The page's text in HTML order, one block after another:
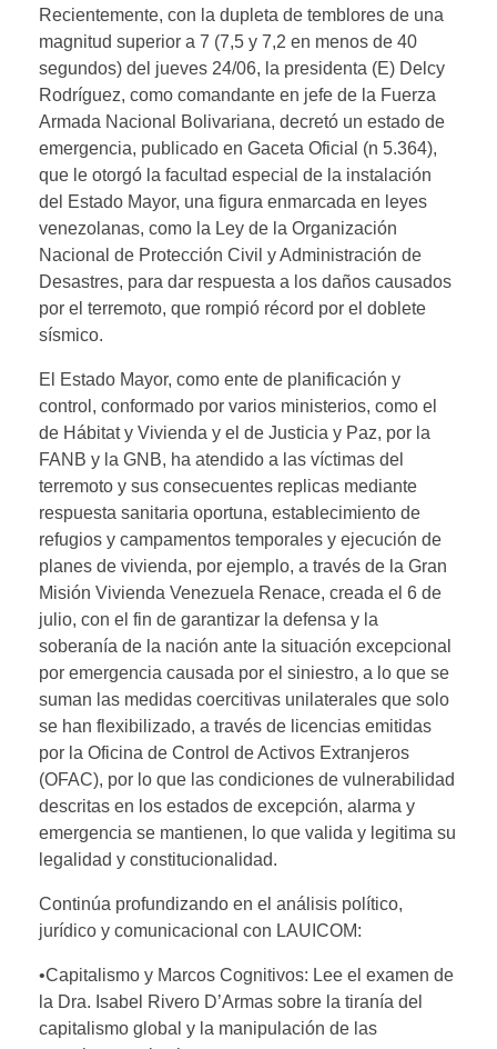
Recientemente, con la dupleta de temblores de una
magnitud superior a 7 (7,5 y 7,2 en menos de 40
segundos) del jueves 24/06, la presidenta (E) Delcy
Rodríguez, como comandante en jefe de la Fuerza
Armada Nacional Bolivariana, decretó un estado de
emergencia, publicado en Gaceta Oficial (n 5.364),
que le otorgó la facultad especial de la instalación
del Estado Mayor, una figura enmarcada en leyes
venezolanas, como la Ley de la Organización
Nacional de Protección Civil y Administración de
Desastres, para dar respuesta a los daños causados
por el terremoto, que rompió récord por el doblete
sísmico.
El Estado Mayor, como ente de planificación y
control, conformado por varios ministerios, como el
de Hábitat y Vivienda y el de Justicia y Paz, por la
FANB y la GNB, ha atendido a las víctimas del
terremoto y sus consecuentes replicas mediante
respuesta sanitaria oportuna, establecimiento de
refugios y campamentos temporales y ejecución de
planes de vivienda, por ejemplo, a través de la Gran
Misión Vivienda Venezuela Renace, creada el 6 de
julio, con el fin de garantizar la defensa y la
soberanía de la nación ante la situación excepcional
por emergencia causada por el siniestro, a lo que se
suman las medidas coercitivas unilaterales que solo
se han flexibilizado, a través de licencias emitidas
por la Oficina de Control de Activos Extranjeros
(OFAC), por lo que las condiciones de vulnerabilidad
descritas en los estados de excepción, alarma y
emergencia se mantienen, lo que valida y legitima su
legalidad y constitucionalidad.
Continúa profundizando en el análisis político,
jurídico y comunicacional con LAUICOM:
•Capitalismo y Marcos Cognitivos: Lee el examen de
la Dra. Isabel Rivero D’Armas sobre la tiranía del
capitalismo global y la manipulación de las